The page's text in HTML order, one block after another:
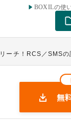
BOXILの使
ーチ！RCS／SMSの
無